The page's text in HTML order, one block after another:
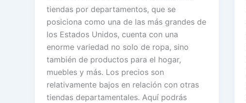
tiendas por departamentos, que se
posiciona como una de las más grandes de
los Estados Unidos, cuenta con una
enorme variedad no solo de ropa, sino
también de productos para el hogar,
muebles y más. Los precios son
relativamente bajos en relación con otras
tiendas departamentales. Aquí podrás